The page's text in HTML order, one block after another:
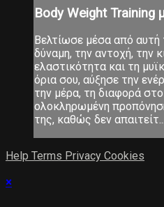
Body Weight
Βελτίωσε μέσα από αυτή
δύναμη, την αντοχή, την
ελαστικότητα και τη
όρια σου, αύξησε την
την μέρα, τη διαφορά
ολοκληρωμένη
της, καθώς δεν απαιτείτ...
Help Terms Privacy Cookies
×